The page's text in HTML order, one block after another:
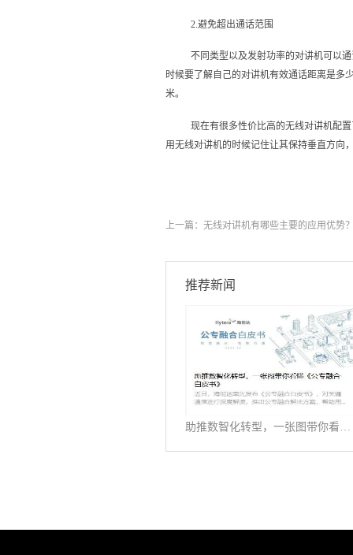
2.避免超出通话范围
不同类型以及发射功率的对讲机可以
时候要了解自己的对讲机有效通话距离是多
米。
现在有很多性价比高的无线对讲机配
用无线对讲机的时候记住让其保持垂直方向
上一篇： 无线对讲机有哪些主要的应用优势
推荐新闻
助推数智化转型，一张图带你看懂《公专融合白皮书》